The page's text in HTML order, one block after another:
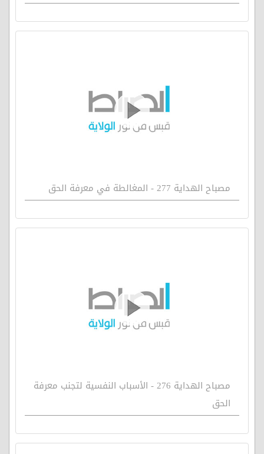
مصباح الهداية 277 - المغالطة في معرفة الحق
مصباح الهداية 276 - الأسباب النفسية لتجنب معرفة
الحق